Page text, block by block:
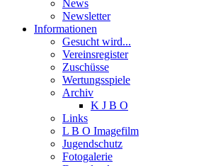
News
Newsletter
Informationen
Gesucht wird...
Vereinsregister
Zuschüsse
Wertungsspiele
Archiv
K J B O
Links
L B O Imagefilm
Jugendschutz
Fotogalerie